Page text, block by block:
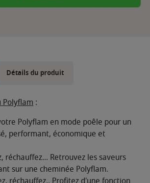
Détails du produit
Polyflam :
Polyflam en mode poêle pour un
performant, économique et
réchauffez... Retrouvez les saveurs
sur une cheminée Polyflam.